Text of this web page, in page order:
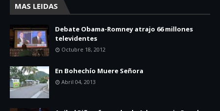
MAS LEIDAS
Debate Obama-Romney atrajo 66 millones
televidentes
Octubre 18, 2012
En Bohechío Muere Señora
Abril 04, 2013